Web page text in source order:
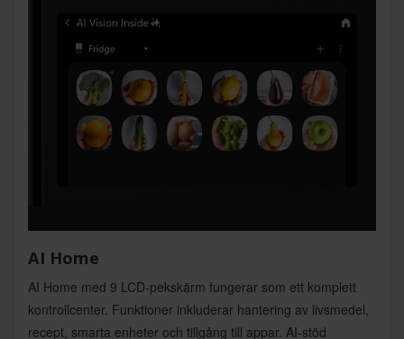
AI Home
AI Home med 9 LCD-pekskärm fungerar som ett komplett
kontrollcenter. Funktioner inkluderar hantering av livsmedel,
recept, smarta enheter och tillgång till appar. AI-stöd